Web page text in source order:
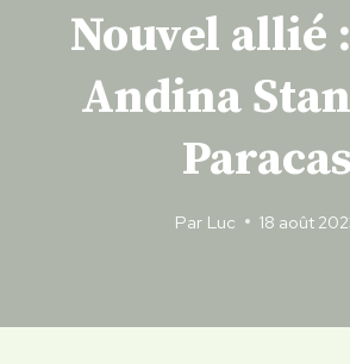
Nouvel allié
Andina
Paracas
Par Luc 18 août